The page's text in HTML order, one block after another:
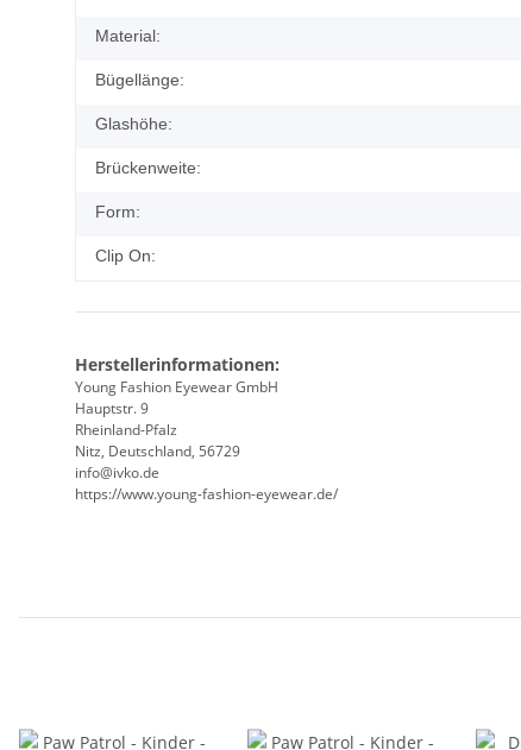
Material:
Bügellänge:
Glashöhe:
Brückenweite:
Form:
Clip On:
Herstellerinformationen:
Young Fashion Eyewear GmbH
Hauptstr. 9
Rheinland-Pfalz
Nitz, Deutschland, 56729
info@ivko.de
https://www.young-fashion-eyewear.de/